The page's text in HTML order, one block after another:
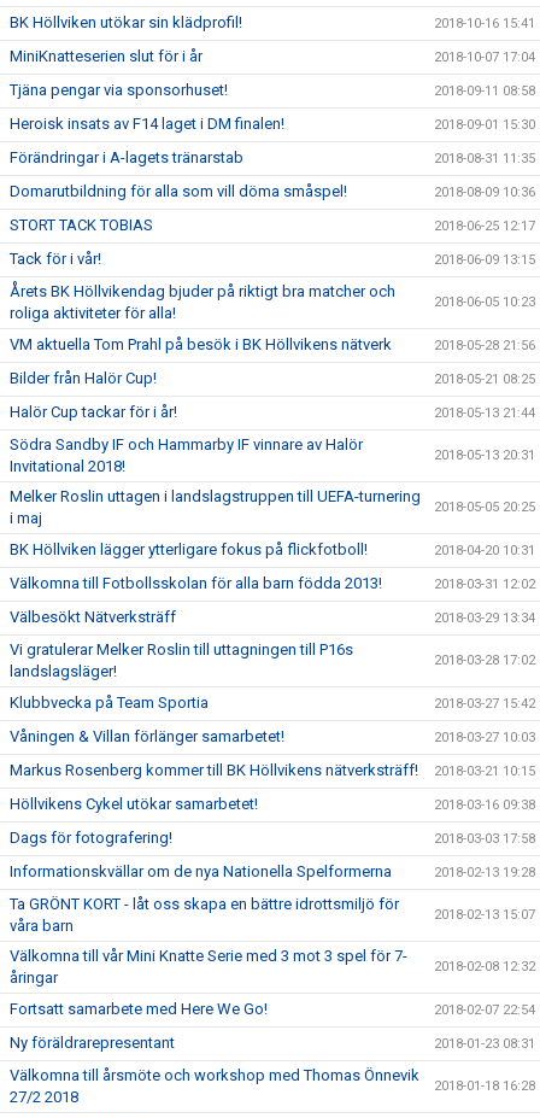
BK Höllviken utökar sin klädprofil! 2018-10-16 15:41
MiniKnatteserien slut för i år 2018-10-07 17:04
Tjäna pengar via sponsorhuset! 2018-09-11 08:58
Heroisk insats av F14 laget i DM finalen! 2018-09-01 15:30
Förändringar i A-lagets tränarstab 2018-08-31 11:35
Domarutbildning för alla som vill döma småspel! 2018-08-09 10:36
STORT TACK TOBIAS 2018-06-25 12:17
Tack för i vår! 2018-06-09 13:15
Årets BK Höllvikendag bjuder på riktigt bra matcher och
roliga aktiviteter för alla!
2018-06-05 10:23
VM aktuella Tom Prahl på besök i BK Höllvikens nätverk 2018-05-28 21:56
Bilder från Halör Cup! 2018-05-21 08:25
Halör Cup tackar för i år! 2018-05-13 21:44
Södra Sandby IF och Hammarby IF vinnare av Halör
Invitational 2018!
2018-05-13 20:31
Melker Roslin uttagen i landslagstruppen till UEFA-turnering
i maj
2018-05-05 20:25
BK Höllviken lägger ytterligare fokus på flickfotboll! 2018-04-20 10:31
Välkomna till Fotbollsskolan för alla barn födda 2013! 2018-03-31 12:02
Välbesökt Nätverksträff 2018-03-29 13:34
Vi gratulerar Melker Roslin till uttagningen till P16s
landslagsläger!
2018-03-28 17:02
Klubbvecka på Team Sportia 2018-03-27 15:42
Våningen & Villan förlänger samarbetet! 2018-03-27 10:03
Markus Rosenberg kommer till BK Höllvikens nätverksträff! 2018-03-21 10:15
Höllvikens Cykel utökar samarbetet! 2018-03-16 09:38
Dags för fotografering! 2018-03-03 17:58
Informationskvällar om de nya Nationella Spelformerna 2018-02-13 19:28
Ta GRÖNT KORT - låt oss skapa en bättre idrottsmiljö för
våra barn
2018-02-13 15:07
Välkomna till vår Mini Knatte Serie med 3 mot 3 spel för 7-
åringar
2018-02-08 12:32
Fortsatt samarbete med Here We Go! 2018-02-07 22:54
Ny föräldrarepresentant 2018-01-23 08:31
Välkomna till årsmöte och workshop med Thomas Önnevik
27/2 2018
2018-01-18 16:28